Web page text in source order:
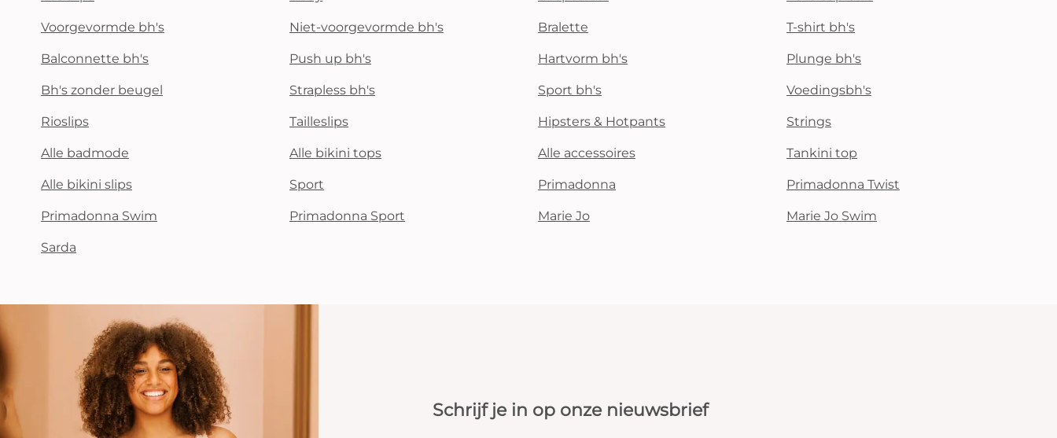
Voorgevormde bh's Niet-voorgevormde bh's Bralette T-shirt bh's
Balconnette bh's Push up bh's Hartvorm bh's Plunge bh's
Bh's zonder beugel Strapless bh's Sport bh's Voedingsbh's
Rioslips Tailleslips Hipsters & Hotpants Strings
Alle badmode Alle bikini tops Alle accessoires Tankini top
Alle bikini slips Sport Primadonna Primadonna Twist
Primadonna Swim Primadonna Sport Marie Jo Marie Jo Swim
Sarda
Schrijf je in op onze nieuwsbrief